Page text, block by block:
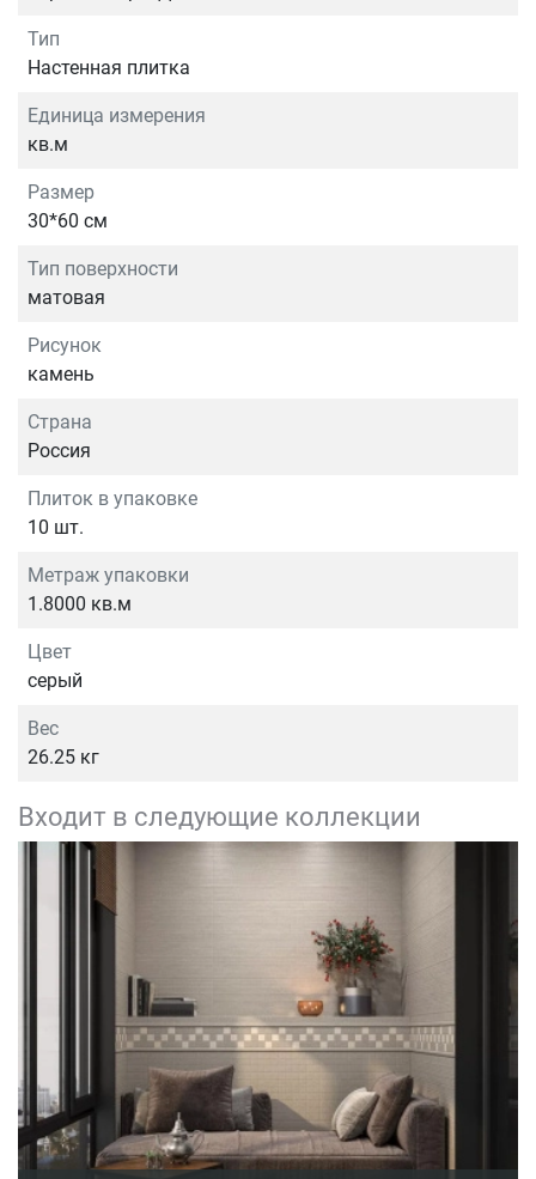
Тип
Настенная плитка
Единица измерения
кв.м
Размер
30*60 см
Тип поверхности
матовая
Рисунок
камень
Страна
Россия
Плиток в упаковке
10 шт.
Метраж упаковки
1.8000 кв.м
Цвет
серый
Вес
26.25 кг
Входит в следующие коллекции